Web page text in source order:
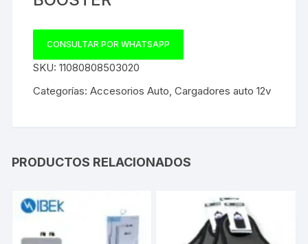
CONSULTAR POR WHATSAPP
SKU:11080808503020
Categorías:Accesorios Auto,Cargadores auto 12v
PRODUCTOS RELACIONADOS